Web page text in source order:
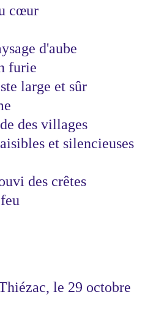
cœur
d'aube
furie
large et sûr
des villages
et silencieuses
des crêtes
le 29 octobre